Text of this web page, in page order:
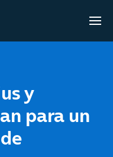
y
para un